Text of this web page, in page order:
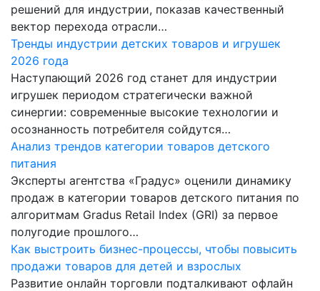
решений для индустрии, показав качественный
вектор перехода отрасли…
Тренды индустрии детских товаров и игрушек
2026 года
Наступающий 2026 год станет для индустрии
игрушек периодом стратегически важной
синергии: современные высокие технологии и
осознанность потребителя сойдутся…
Анализ трендов категории товаров детского
питания
Эксперты агентства «Градус» оценили динамику
продаж в категории товаров детского питания по
алгоритмам Gradus Retail Index (GRI) за первое
полугодие прошлого…
Как выстроить бизнес-процессы, чтобы повысить
продажи товаров для детей и взрослых
Развитие онлайн торговли подталкивают офлайн